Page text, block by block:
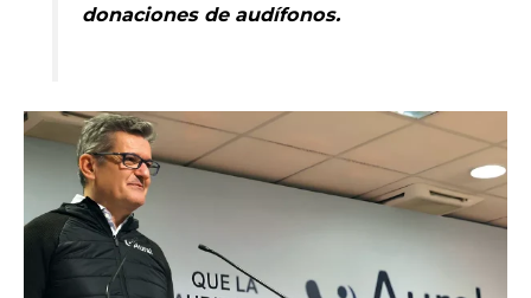
donaciones de audífonos.